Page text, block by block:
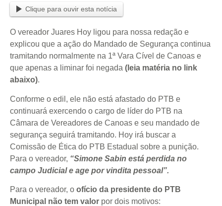
Clique para ouvir esta notícia
O vereador Juares Hoy ligou para nossa redação e
explicou que a ação do Mandado de Segurança continua
tramitando normalmente na 1ª Vara Cível de Canoas e
que apenas a liminar foi negada (leia matéria no link
abaixo).
Conforme o edil, ele não está afastado do PTB e
continuará exercendo o cargo de líder do PTB na
Câmara de Vereadores de Canoas e seu mandado de
segurança seguirá tramitando. Hoy irá buscar a
Comissão de Ética do PTB Estadual sobre a punição.
Para o vereador, “Simone Sabin está perdida no
campo Judicial e age por vindita pessoal”.
Para o vereador, o ofício da presidente do PTB
Municipal não tem valor por dois motivos: